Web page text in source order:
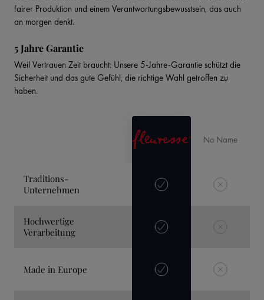
No Name
Traditions-
Unternehmen
Hochwertige
Verarbeitung
Made in Europe
fairer Produktion und einem Verantwortungsbewusstsein, das auch
an morgen denkt.
5 Jahre Garantie
Weil Vertrauen Zeit braucht: Unsere 5-Jahre-Garantie schützt die
Sicherheit und das gute Gefühl, die richtige Wahl getroffen zu
haben.